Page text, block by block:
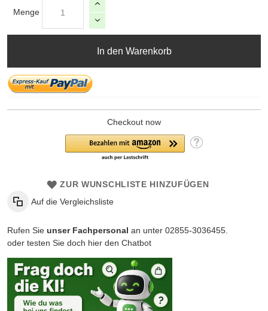
Menge
In den Warenkorb
Checkout now
ZUR WUNSCHLISTE HINZUFÜGEN
Auf die Vergleichsliste
Rufen Sie unser Fachpersonal an unter 02855-3036455.
oder testen Sie doch hier den Chatbot